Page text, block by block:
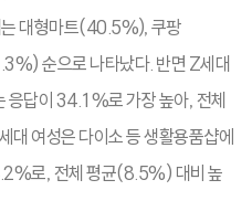
는 대형마트(40.5%), 쿠팡
순으로 나타났다. 반면 Z세대
응답이 34.1%로 가장 높아, 전체
여성은 다이소 등 생활용품샵에
로, 전체 평균(8.5%) 대비 높